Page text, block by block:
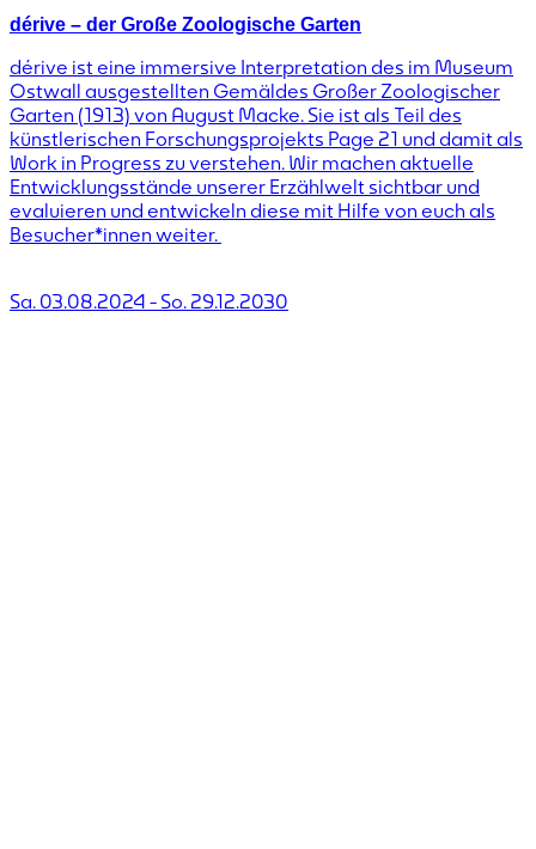
dérive – der Große Zoologische Garten
dérive ist eine immersive Interpretation des im Museum
Ostwall ausgestellten Gemäldes Großer Zoologischer
Garten (1913) von August Macke. Sie ist als Teil des
künstlerischen Forschungsprojekts Page 21 und damit als
Work in Progress zu verstehen. Wir machen aktuelle
Entwicklungsstände unserer Erzählwelt sichtbar und
evaluieren und entwickeln diese mit Hilfe von euch als
Besucher*innen weiter.
Sa. 03.08.2024 - So. 29.12.2030